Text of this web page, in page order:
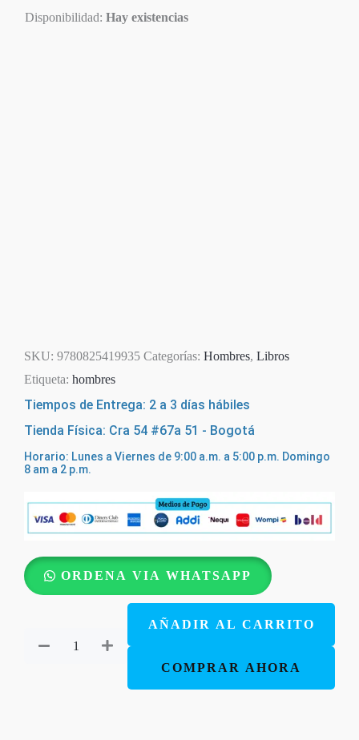
Disponibilidad: Hay existencias
SKU: 9780825419935 Categorías: Hombres, Libros
Etiqueta: hombres
Tiempos de Entrega: 2 a 3 días hábiles
Tienda Física: Cra 54 #67a 51 - Bogotá
Horario: Lunes a Viernes de 9:00 a.m. a 5:00 p.m. Domingo
8 am a 2 p.m.
ORDENA VIA WHATSAPP
AÑADIR AL CARRITO
COMPRAR AHORA